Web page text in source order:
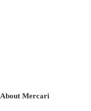
About Mercari